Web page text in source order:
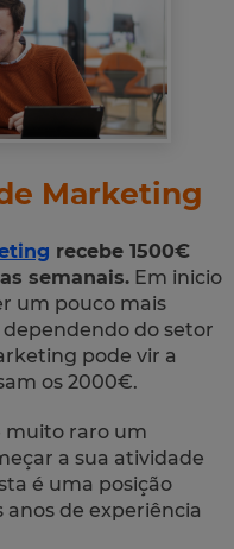
Marketing
recebe 1500€
semanais. Em inicio
um pouco mais
do setor
pode vir a
os 2000€.
muito raro um
a sua atividade
é uma posição
de experiência